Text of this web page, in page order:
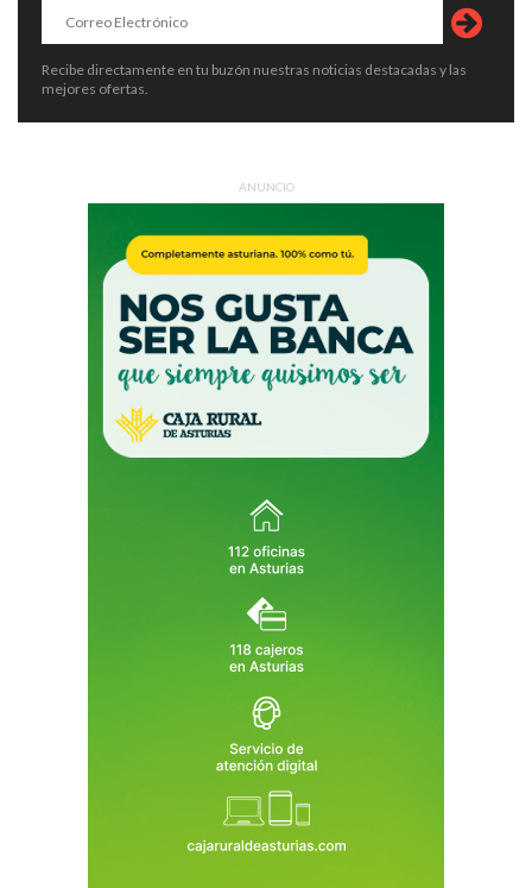
Recibe directamente en tu buzón nuestras noticias destacadas y las
mejores ofertas.
ANUNCIO